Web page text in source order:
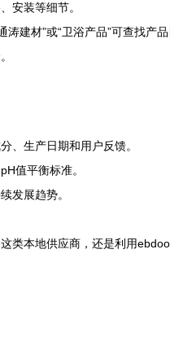
安装等细节。
建材”或“卫浴产品”可查找产
、生产日期和用户反馈。
值平衡标准。
发展趋势。
本地供应商，还是利用